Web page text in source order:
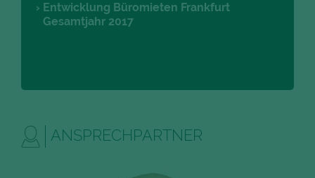
Entwicklung Büromieten Frankfurt
Gesamtjahr 2017
ANSPRECHPARTNER